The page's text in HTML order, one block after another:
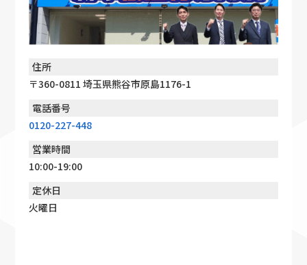
住所
〒360-0811 埼玉県熊谷市原島1176-1
電話番号
0120-227-448
営業時間
10:00-19:00
定休日
火曜日